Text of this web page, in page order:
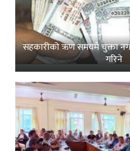
सहकारीको ऋण समयमै चुक्ता
गरिने